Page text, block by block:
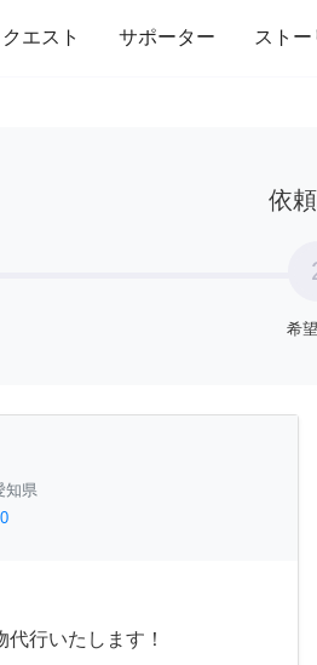
クエスト サポーター ストー
し インテリア 趣味・習い
依
希
知県
0
行いたします！